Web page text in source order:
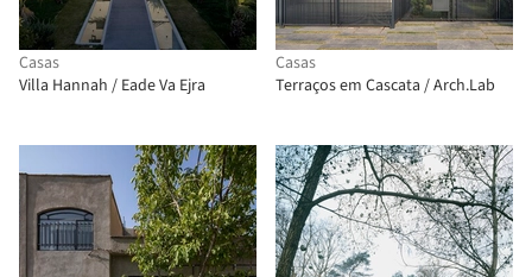
Casas
Villa Hannah / Eade Va Ejra
Casas
Terraços em Cascata / Arch.Lab